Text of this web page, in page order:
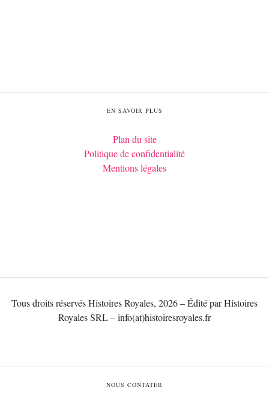
EN SAVOIR PLUS
Plan du site
Politique de confidentialité
Mentions légales
Tous droits réservés Histoires Royales, 2026 – Édité par Histoires
Royales SRL – info(at)histoiresroyales.fr
NOUS CONTATER